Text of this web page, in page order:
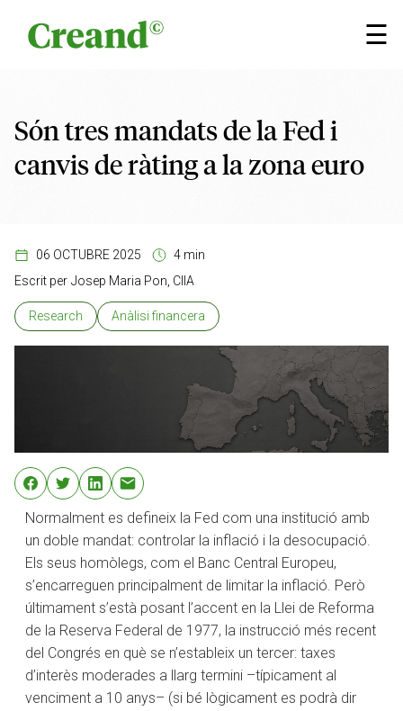
☰
×
Són tres mandats de la Fed i
canvis de ràting a la zona euro
06 OCTUBRE 2025
4 min
Escrit per Josep Maria Pon, CIIA
Research Anàlisi financera
Normalment es defineix la Fed com una institució amb
un doble mandat: controlar la inflació i la desocupació.
Els seus homòlegs, com el Banc Central Europeu,
s’encarreguen principalment de limitar la inflació. Però
últimament s’està posant l’accent en la Llei de Reforma
de la Reserva Federal de 1977, la instrucció més recent
del Congrés en què se n’estableix un tercer: taxes
d’interès moderades a llarg termini –típicament al
venciment a 10 anys– (si bé lògicament es podrà dir